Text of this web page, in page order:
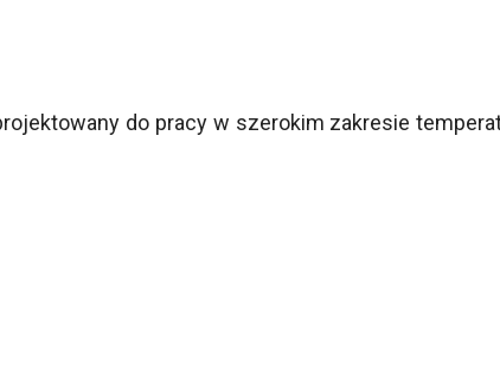
do pracy w szerokim zakresie